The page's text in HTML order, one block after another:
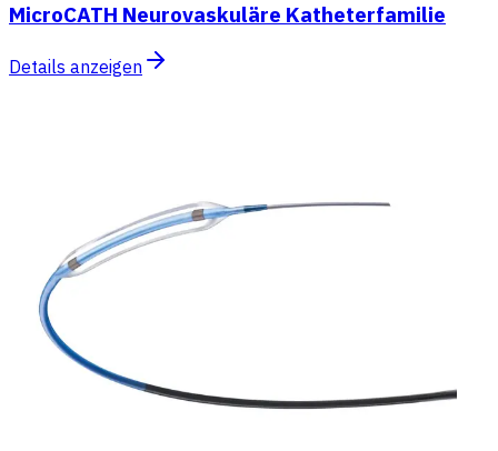
MicroCATH Neurovaskuläre Katheterfamilie
Details anzeigen